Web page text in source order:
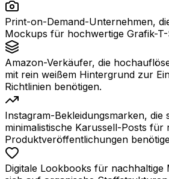
Print-on-Demand-Unternehmen,
Mockups für hochwertige Grafik-
Amazon-Verkäufer, die
mit rein weißem Hintergrund zur
Richtlinien benötigen.
Instagram-Bekleidungsmarken, die
minimalistische Karussell-Posts für
Produktveröffentlichungen
Digitale Lookbooks für nachhaltige